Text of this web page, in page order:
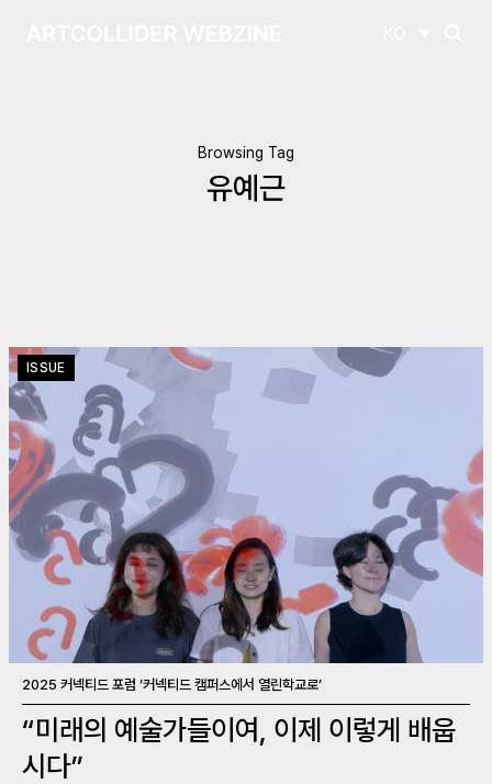
Browsing Tag
유예근
ISSUE
2025 커넥티드 포럼 ‘커넥티드 캠퍼스에서 열린학교로’
“미래의 예술가들이여, 이제 이렇게 배웁
시다”